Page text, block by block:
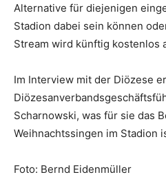
Alternative für diejenigen
Stadion dabei sein können
Stream wird künftig kostenlos
Im Interview mit der Diözese
Scharnowski, was für sie das
Weihnachtssingen im Stadion
Foto: Bernd Eidenmüller